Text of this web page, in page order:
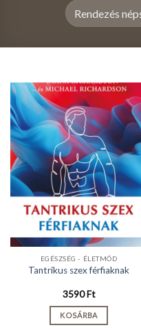
EGÉSZSÉG - ÉLETMÓD
Tantrikus szex férfiaknak
3590Ft
KOSÁRBA